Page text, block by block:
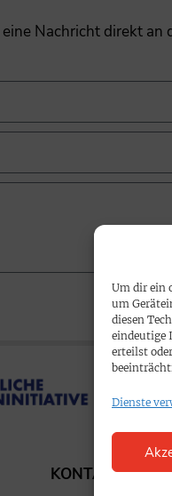
Um dir ein
um
diesen
eindeutige
erteilst
Dienste
Nachricht direkt an
KONTAKT